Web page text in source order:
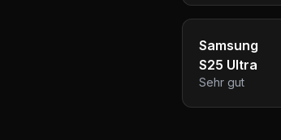
Samsung
S25 Ultra
Sehr gut